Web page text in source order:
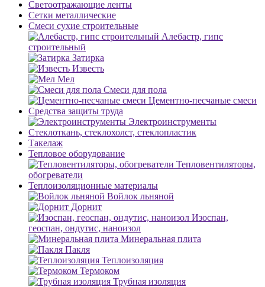
Светоотражающие ленты
Сетки металлические
Смеси сухие строительные
Алебастр, гипс
строительный
Затирка
Известь
Мел
Смеси для пола
Цементно-песчаные смеси
Средства защиты труда
Электроинструменты
Стеклоткань, стеклохолст, стеклопластик
Такелаж
Тепловое оборудование
Тепловентиляторы,
обогреватели
Теплоизоляционные материалы
Войлок льняной
Дорнит
Изоспан,
геоспан, ондутис, наноизол
Минеральная плита
Пакля
Теплоизоляция
Термоком
Трубная изоляция